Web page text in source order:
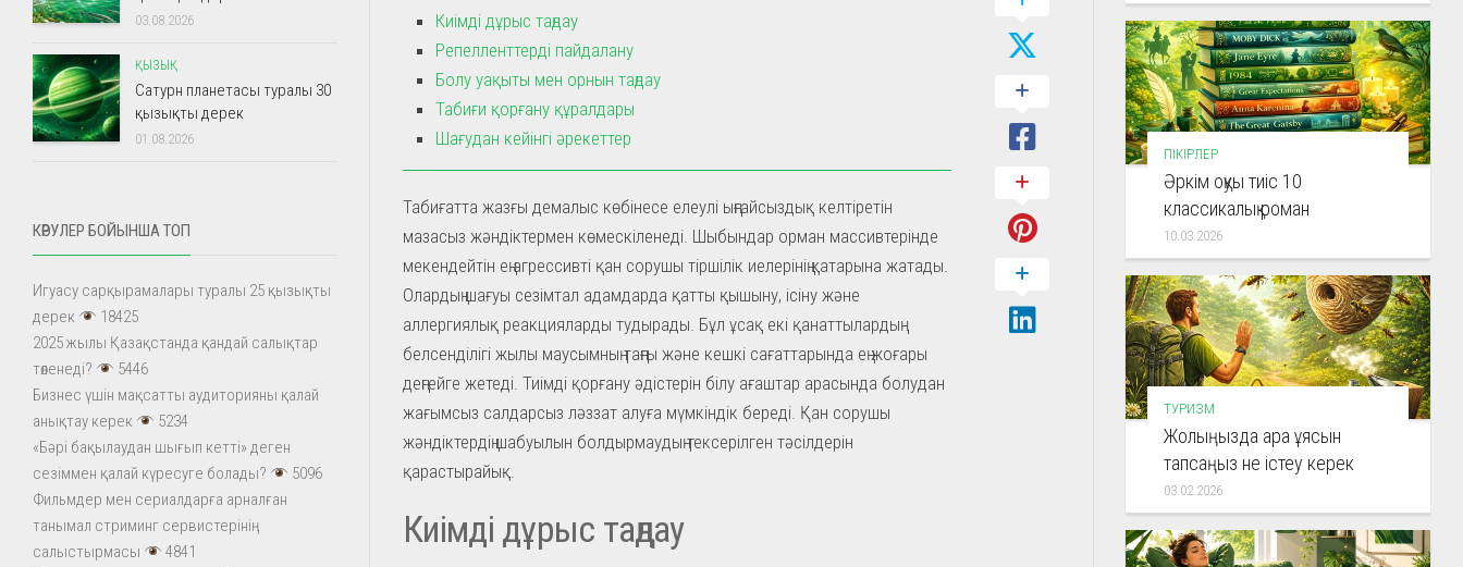
Киімді дұрыс таңдау
Репелленттерді пайдалану
Болу уақыты мен орнын таңдау
Табиғи қорғану құралдары
Шағудан кейінгі әрекеттер
Табиғатта жазғы демалыс көбінесе елеулі ыңғайсыздық келтіретін
мазасыз жәндіктермен көмескіленеді. Шыбындар орман массивтерінде
мекендейтін ең агрессивті қан сорушы тіршілік иелерінің қатарына жатады.
Олардың шағуы сезімтал адамдарда қатты қышыну, ісіну және
аллергиялық реакцияларды тудырады. Бұл ұсақ екі қанаттылардың
белсенділігі жылы маусымның таңғы және кешкі сағаттарында ең жоғары
деңгейге жетеді. Тиімді қорғану әдістерін білу ағаштар арасында болудан
жағымсыз салдарсыз ләззат алуға мүмкіндік береді. Қан сорушы
жәндіктердің шабуылын болдырмаудың тексерілген тәсілдерін
қарастырайық.
Киімді дұрыс таңдау
03.08.2026
ҚЫЗЫҚ
Сатурн планетасы туралы 30
қызықты дерек
01.08.2026
КӨРУЛЕР БОЙЫНША ТОП
Игуасу сарқырамалары туралы 25 қызықты
дерек
18425
2025 жылы Қазақстанда қандай салықтар
төленеді?
5446
Бизнес үшін мақсатты аудиторияны қалай
анықтау керек
5234
«Бәрі бақылаудан шығып кетті» деген
сезіммен қалай күресуге болады?
5096
Фильмдер мен сериалдарға арналған
танымал стриминг сервистерінің
салыстырмасы
4841
ПІКІРЛЕР
Әркім оқуы тиіс 10
классикалық роман
10.03.2026
ТУРИЗМ
Жолыңызда ара ұясын
тапсаңыз не істеу керек
03.02.2026